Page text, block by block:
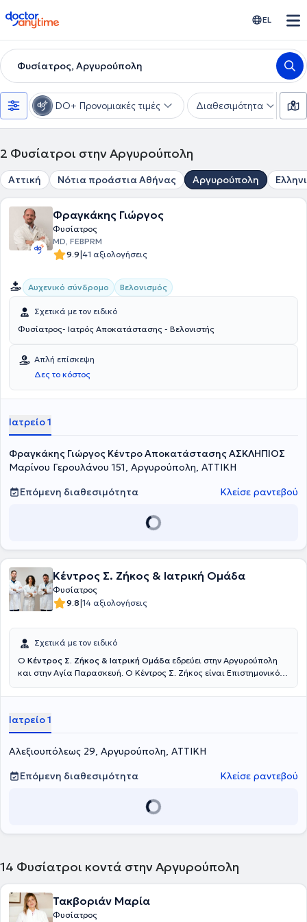
doctoranytime EL
Φυσίατρος, Αργυρούπολη
DO+ Προνομιακές τιμές Διαθεσιμότητα
2 Φυσίατροι στην Αργυρούπολη
Αττική Νότια προάστια Αθήνας Αργυρούπολη
Φραγκάκης Γιώργος
Φυσίατρος
MD, FEBPRM
9.9|41 αξιολογήσεις
Αυχενικό σύνδρομο Βελονισμός
Σχετικά με τον ειδικό
Φυσίατρος- Ιατρός Αποκατάστασης - Βελονιστής
Απλή επίσκεψη
Δες το κόστος
Ιατρείο 1
Φραγκάκης Γιώργος Κέντρο Αποκατάστασης ΑΣΚΛΗΠΙΟΣ
Μαρίνου Γερουλάνου 151, Αργυρούπολη, ΑΤΤΙΚΗ
Επόμενη διαθεσιμότητα
Κλείσε ραντεβού
Κέντρος Σ. Ζήκος & Ιατρική Ομάδα
Φυσίατρος
9.8|14 αξιολογήσεις
Σχετικά με τον ειδικό
Ο Κέντρος Σ. Ζήκος & Ιατρική Ομάδα εδρεύει στην Αργυρούπολη
και στην Αγία Παρασκευή. Ο Κέντρος Σ. Ζήκος είναι Επιστημονικός
"Άσκηση" και υπό την εποπτεία της ιατρικής του ομάδας
Παιδιατρικό αθλητικό τμήμα, τμήμα Wellness, Λογοθεραπείας,
Διατροφολογίας, Βελονισμού, Θεραπευτικής άσκησης, Ρομποτικής
Νευροαποκατάστασης, τμήμα Μνήμης και Γνωστικών λειτουργιών
όπως και οι υπηρεσίες μεταφοράς ασθενών και κατ’ οίκον
συνεδριών. Βασικό πλεονέκτημα του Κέντρου αποτελεί η ομάδα
τους. Νέοι άνθρωποι με σπουδές υψηλού επιπέδου, διαρκή
τους ασθενείς και παρέχουν υπηρεσίες βάσει θεραπευτικών
Ιατρείο 1
Αλεξιουπόλεως 29, Αργυρούπολη, ΑΤΤΙΚΗ
Επόμενη διαθεσιμότητα
Κλείσε ραντεβού
14 Φυσίατροι κοντά στην Αργυρούπολη
Τακβοριάν Μαρία
Φυσίατρος